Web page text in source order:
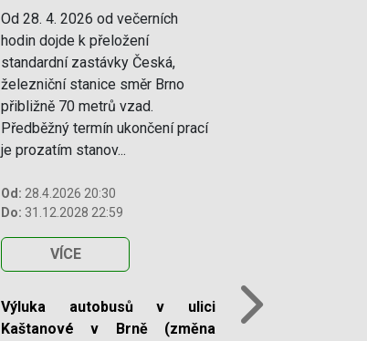
Od 28. 4. 2026 od večerních
hodin dojde k přeložení
standardní zastávky Česká,
železniční stanice směr Brno
přibližně 70 metrů vzad.
Předběžný termín ukončení prací
je prozatím stanov...
Od: 28.4.2026 20:30
Do: 31.12.2028 22:59
VÍCE
Výluka autobusů v ulici
Kaštanové v Brně (změna